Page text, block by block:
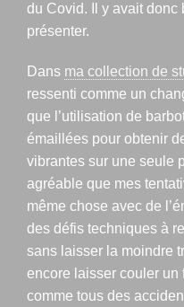
du Covid. Il y avait donc
présenter.
Dans ma collection de
ressenti comme un
que l’utilisation de
émaillées pour obtenir
vibrantes sur une seule
agréable que mes
même chose avec de
des défis techniques à
sans laisser la moindre
encore laisser couler un
comme tous des